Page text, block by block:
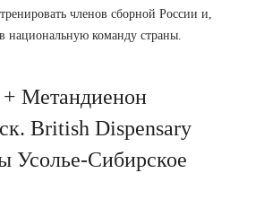
членов сборной России и,
национальную команду страны.
Метандиенон
British Dispensary
Усолье-Сибирское